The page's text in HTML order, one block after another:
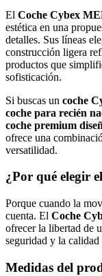
El Coche Cybex
estética en una
detalles. Sus líneas
construcción ligera
productos que
sofisticación.
Si buscas un coche
coche para recién
coche premium
ofrece una
versatilidad.
¿Por qué elegir
Porque cuando la
cuenta. El Coche
ofrecer la libertad de
seguridad y la
Medidas del